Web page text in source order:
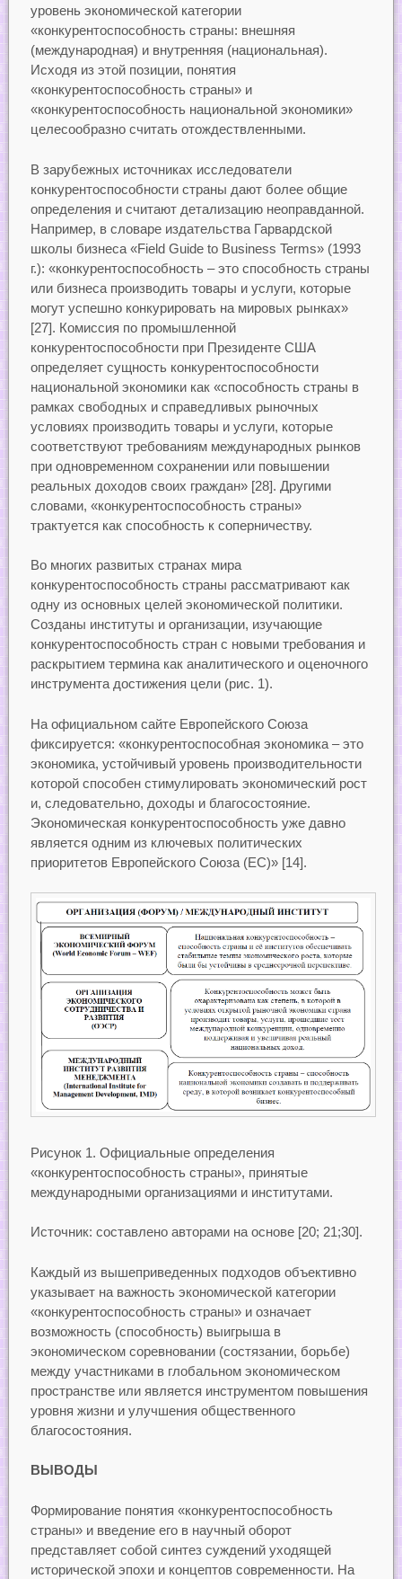
уровень экономической категории
«конкурентоспособность страны: внешняя
(международная) и внутренняя (национальная).
Исходя из этой позиции, понятия
«конкурентоспособность страны» и
«конкурентоспособность национальной экономики»
целесообразно считать отождествленными.
В зарубежных источниках исследователи
конкурентоспособности страны дают более общие
определения и считают детализацию неоправданной.
Например, в словаре издательства Гарвардской
школы бизнеса «Field Guide to Business Terms» (1993
г.): «конкурентоспособность – это способность страны
или бизнеса производить товары и услуги, которые
могут успешно конкурировать на мировых рынках»
[27]. Комиссия по промышленной
конкурентоспособности при Президенте США
определяет сущность конкурентоспособности
национальной экономики как «способность страны в
рамках свободных и справедливых рыночных
условиях производить товары и услуги, которые
соответствуют требованиям международных рынков
при одновременном сохранении или повышении
реальных доходов своих граждан» [28]. Другими
словами, «конкурентоспособность страны»
трактуется как способность к соперничеству.
Во многих развитых странах мира
конкурентоспособность страны рассматривают как
одну из основных целей экономической политики.
Созданы институты и организации, изучающие
конкурентоспособность стран с новыми требования и
раскрытием термина как аналитического и оценочного
инструмента достижения цели (рис. 1).
На официальном сайте Европейского Союза
фиксируется: «конкурентоспособная экономика – это
экономика, устойчивый уровень производительности
которой способен стимулировать экономический рост
и, следовательно, доходы и благосостояние.
Экономическая конкурентоспособность уже давно
является одним из ключевых политических
приоритетов Европейского Союза (ЕС)» [14].
Рисунок 1. Официальные определения
«конкурентоспособность страны», принятые
международными организациями и институтами.
Источник: составлено авторами на основе [20; 21;30].
Каждый из вышеприведенных подходов объективно
указывает на важность экономической категории
«конкурентоспособность страны» и означает
возможность (способность) выигрыша в
экономическом соревновании (состязании, борьбе)
между участниками в глобальном экономическом
пространстве или является инструментом повышения
уровня жизни и улучшения общественного
благосостояния.
ВЫВОДЫ
Формирование понятия «конкурентоспособность
страны» и введение его в научный оборот
представляет собой синтез суждений уходящей
исторической эпохи и концептов современности. На